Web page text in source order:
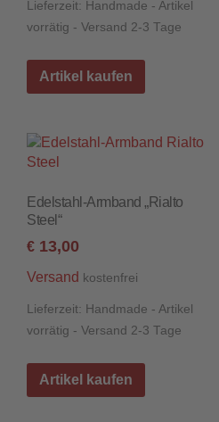
Lieferzeit: Handmade - Artikel
vorrätig - Versand 2-3 Tage
Artikel kaufen
Edelstahl-Armband „Rialto
Steel“
€ 13,00
Versand kostenfrei
Lieferzeit: Handmade - Artikel
vorrätig - Versand 2-3 Tage
Artikel kaufen